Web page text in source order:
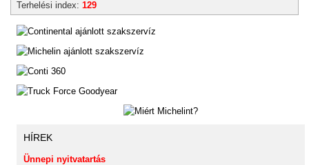
Terhelési index: 129
HÍREK
Ünnepi nyitvatartás